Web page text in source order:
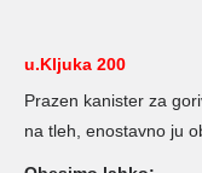
u.Kljuka 200
Prazen kanister za
na tleh, enostavno ju